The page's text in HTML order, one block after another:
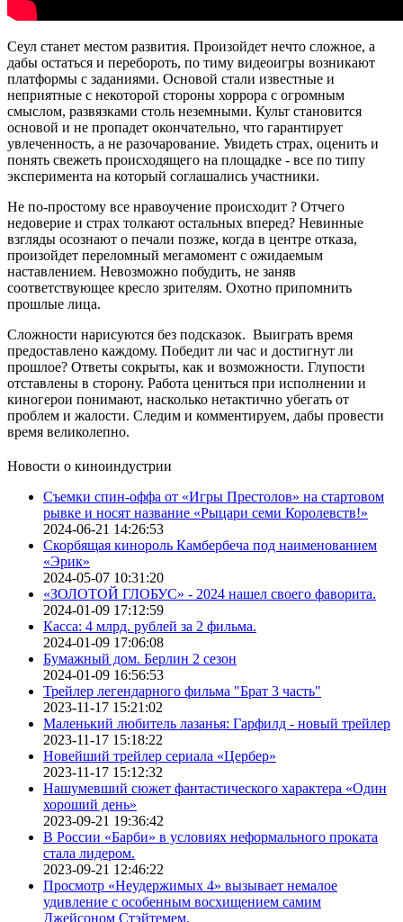
Сеул станет местом развития. Произойдет нечто сложное, а
дабы остаться и перебороть, по тиму видеоигры возникают
платформы с заданиями. Основой стали известные и
неприятные с некоторой стороны хоррора с огромным
смыслом, развязками столь неземными. Культ становится
основой и не пропадет окончательно, что гарантирует
увлеченность, а не разочарование. Увидеть страх, оценить и
понять свежеть происходящего на площадке - все по типу
эксперимента на который соглашались участники.
Не по-простому все нравоучение происходит ? Отчего
недоверие и страх толкают остальных вперед? Невинные
взгляды осознают о печали позже, когда в центре отказа,
произойдет переломный мегамомент с ожидаемым
наставлением. Невозможно побудить, не заняв
соответствующее кресло зрителям. Охотно припомнить
прошлые лица.
Сложности нарисуются без подсказок. Выиграть время
предоставлено каждому. Победит ли час и достигнут ли
прошлое? Ответы сокрыты, как и возможности. Глупости
отставлены в сторону. Работа цениться при исполнении и
киногерои понимают, насколько нетактично убегать от
проблем и жалости. Следим и комментируем, дабы провести
время великолепно.
Новости о киноиндустрии
Съемки спин-оффа от «Игры Престолов» на стартовом
рывке и носят название «Рыцари семи Королевств!»
2024-06-21 14:26:53
Скорбящая кинороль Камбербеча под наименованием
«Эрик»
2024-05-07 10:31:20
«ЗОЛОТОЙ ГЛОБУС» - 2024 нашел своего фаворита.
2024-01-09 17:12:59
Касса: 4 млрд. рублей за 2 фильма.
2024-01-09 17:06:08
Бумажный дом. Берлин 2 сезон
2024-01-09 16:56:53
Трейлер легендарного фильма "Брат 3 часть"
2023-11-17 15:21:02
Маленький любитель лазанья: Гарфилд - новый трейлер
2023-11-17 15:18:22
Новейший трейлер сериала «Цербер»
2023-11-17 15:12:32
Нашумевший сюжет фантастического характера «Один
хороший день»
2023-09-21 19:36:42
В России «Барби» в условиях неформального проката
стала лидером.
2023-09-21 12:46:22
Просмотр «Неудержимых 4» вызывает немалое
удивление с особенным восхищением самим
Джейсоном Стэйтемем.